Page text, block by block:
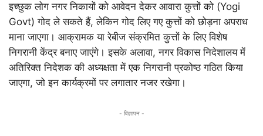
इच्छुक लोग नगर निकायों को आवेदन देकर आवारा कुत्तों को (Yogi
Govt) गोद ले सकते हैं, लेकिन गोद लिए गए कुत्तों को छोड़ना अपराध
माना जाएगा। आक्रामक या रेबीज संक्रमित कुत्तों के लिए विशेष
निगरानी केंद्र बनाए जाएंगे। इसके अलावा, नगर विकास निदेशालय में
अतिरिक्त निदेशक की अध्यक्षता में एक निगरानी प्रकोष्ठ गठित किया
जाएगा, जो इन कार्यक्रमों पर लगातार नजर रखेगा।
- विज्ञापन -